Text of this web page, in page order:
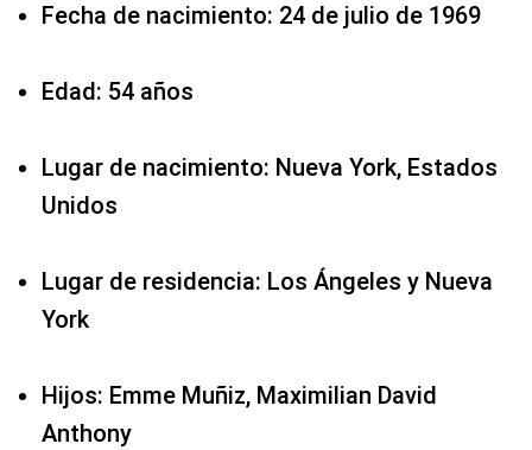
Fecha de nacimiento: 24 de julio de 1969
Edad: 54 años
Lugar de nacimiento: Nueva York, Estados
Unidos
Lugar de residencia: Los Ángeles y Nueva
York
Hijos: Emme Muñiz, Maximilian David
Anthony